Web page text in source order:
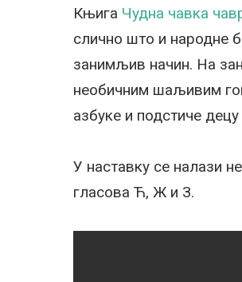
Књига Чудна чавка
слично што и народне
занимљив начин. На
необичним шаљивим
азбуке и подстиче
У наставку се налази
гласова Ћ, Ж и З.